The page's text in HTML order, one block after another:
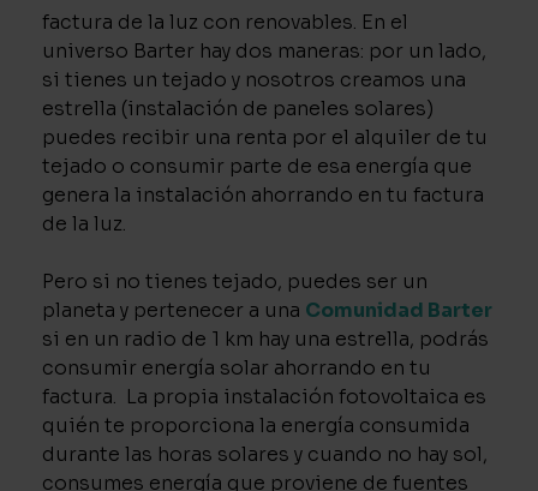
factura de la luz con renovables. En el
universo Barter hay dos maneras: por un lado,
si tienes un tejado y nosotros creamos una
estrella (instalación de paneles solares)
puedes recibir una renta por el alquiler de tu
tejado o consumir parte de esa energía que
genera la instalación ahorrando en tu factura
de la luz.
Pero si no tienes tejado, puedes ser un
planeta y pertenecer a una Comunidad Barter
si en un radio de 1 km hay una estrella, podrás
consumir energía solar ahorrando en tu
factura. La propia instalación fotovoltaica es
quién te proporciona la energía consumida
durante las horas solares y cuando no hay sol,
consumes energía que proviene de fuentes